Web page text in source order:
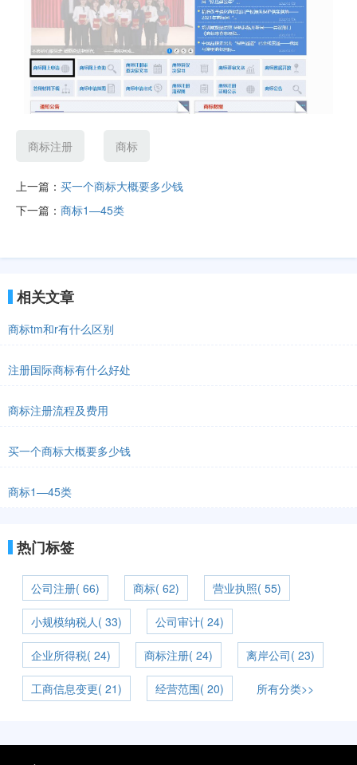
商标注册 商标
上一篇： 买一个商标大概要多少钱
下一篇： 商标1—45类
相关文章
商标tm和r有什么区别
注册国际商标有什么好处
商标注册流程及费用
买一个商标大概要多少钱
商标1—45类
热门标签
公司注册( 66) 商标( 62) 营业执照( 55)
小规模纳税人( 33) 公司审计( 24)
企业所得税( 24) 商标注册( 24) 离岸公司( 23)
工商信息变更( 21) 经营范围( 20) 所有分类>>